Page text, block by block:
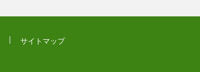
サイトマップ